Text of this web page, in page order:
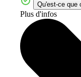
Qu'est-ce que
Plus d'infos